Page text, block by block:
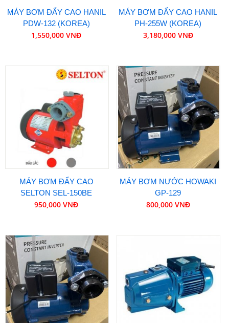
MÁY BƠM ĐẨY CAO HANIL
PDW-132 (KOREA)
1,550,000 VNĐ
MÁY BƠM ĐẨY CAO HANIL
PH-255W (KOREA)
3,180,000 VNĐ
MÁY BƠM ĐẨY CAO
SELTON SEL-150BE
950,000 VNĐ
MÁY BƠM NƯỚC HOWAKI
GP-129
800,000 VNĐ